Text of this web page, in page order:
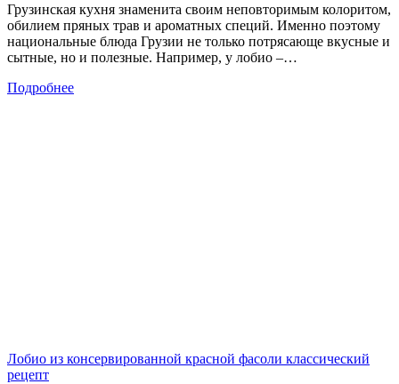
Грузинская кухня знаменита своим неповторимым колоритом,
обилием пряных трав и ароматных специй. Именно поэтому
национальные блюда Грузии не только потрясающе вкусные и
сытные, но и полезные. Например, у лобио –…
Подробнее
Лобио из консервированной красной фасоли классический
рецепт